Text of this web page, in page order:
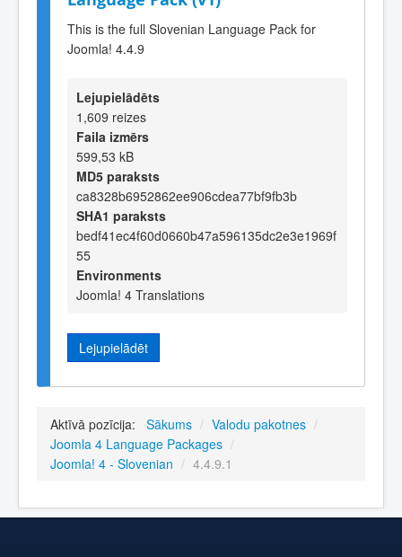
This is the full Slovenian Language Pack for
Joomla! 4.4.9
Lejupielādēts
1,609 reizes
Faila izmērs
599,53 kB
MD5 paraksts
ca8328b6952862ee906cdea77bf9fb3b
SHA1 paraksts
bedf41ec4f60d0660b47a596135dc2e3e1969f
55
Environments
Joomla! 4 Translations
Lejupielādēt
Aktīvā pozīcija: Sākums / Valodu pakotnes /
Joomla 4 Language Packages /
Joomla! 4 - Slovenian / 4.4.9.1